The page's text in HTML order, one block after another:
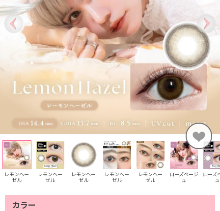
レモンヘー
ゼル
レモンヘー
ゼル
レモンヘー
ゼル
レモンヘー
ゼル
レモンヘー
ゼル
ローズベージ
ュ
ローズ
ュ
カラー